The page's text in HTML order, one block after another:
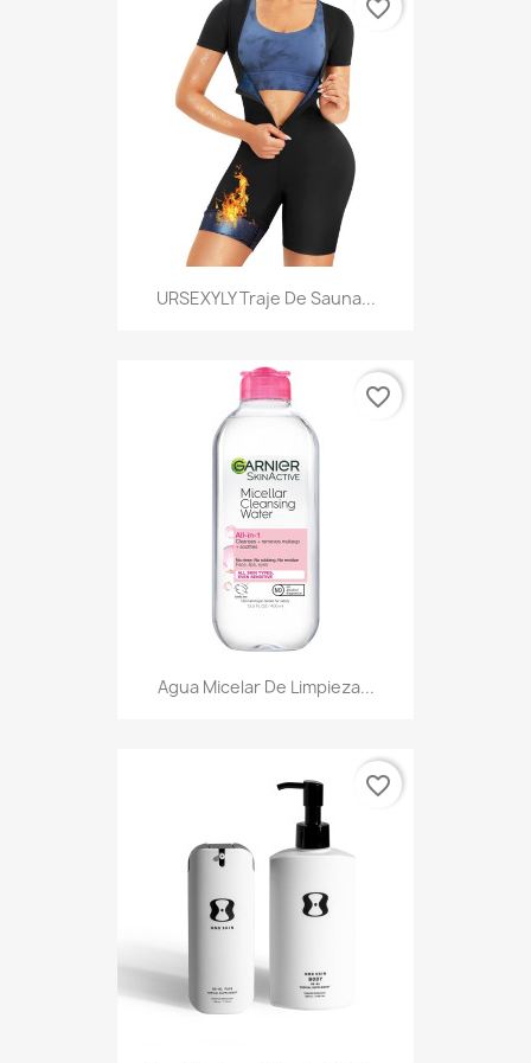
URSEXYLY Traje De Sauna...
favorite_border
Agua Micelar De Limpieza...
favorite_border
favorite_border